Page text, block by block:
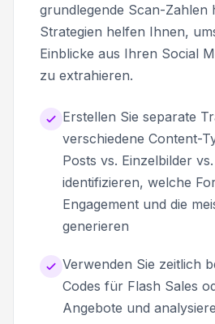
grundlegende Scan-Zahlen
Strategien helfen Ihnen,
Einblicke aus Ihren Social
zu extrahieren.
Erstellen Sie separate
verschiedene Content-
Posts vs. Einzelbilder
identifizieren, welche
Engagement und die
generieren
Verwenden Sie zeitlich
Codes für Flash Sales
Angebote und